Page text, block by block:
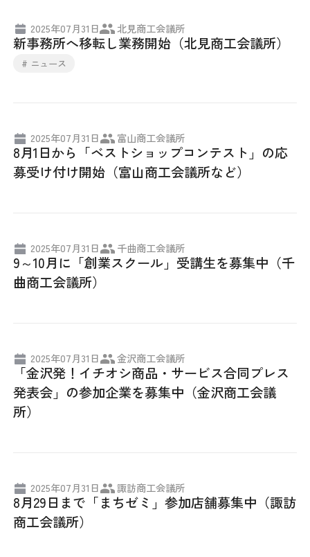
2025年07月31日 北見商工会議所
新事務所へ移転し業務開始（北見商工会議所）
# ニュース
2025年07月31日 富山商工会議所
8月1日から「ベストショップコンテスト」の応
募受け付け開始（富山商工会議所など）
2025年07月31日 千曲商工会議所
9～10月に「創業スクール」受講生を募集中（千
曲商工会議所）
2025年07月31日 金沢商工会議所
「金沢発！イチオシ商品・サービス合同プレス
発表会」の参加企業を募集中（金沢商工会議
所）
2025年07月31日 諏訪商工会議所
8月29日まで「まちゼミ」参加店舗募集中（諏訪
商工会議所）